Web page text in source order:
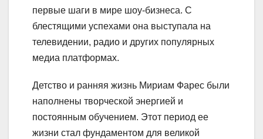
первые шаги в мире шоу-бизнеса. С
блестящими успехами она выступала на
телевидении, радио и других популярных
медиа платформах.
Детство и ранняя жизнь Мириам Фарес были
наполнены творческой энергией и
постоянным обучением. Этот период ее
жизни стал фундаментом для великой